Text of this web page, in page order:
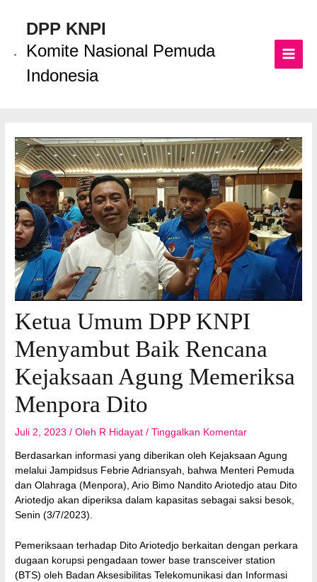
kontenDPP KNPI
Komite Nasional Pemuda
Indonesia
Ketua Umum DPP KNPI
Menyambut Baik Rencana
Kejaksaan Agung Memeriksa
Menpora Dito
Juli 2, 2023 / Oleh R Hidayat /Tinggalkan Komentar
Berdasarkan informasi yang diberikan oleh Kejaksaan Agung
melalui Jampidsus Febrie Adriansyah, bahwa Menteri Pemuda
dan Olahraga (Menpora), Ario Bimo Nandito Ariotedjo atau Dito
Ariotedjo akan diperiksa dalam kapasitas sebagai saksi besok,
Senin (3/7/2023).
Pemeriksaan terhadap Dito Ariotedjo berkaitan dengan perkara
dugaan korupsi pengadaan tower base transceiver station
(BTS) oleh Badan Aksesibilitas Telekomunikasi dan Informasi